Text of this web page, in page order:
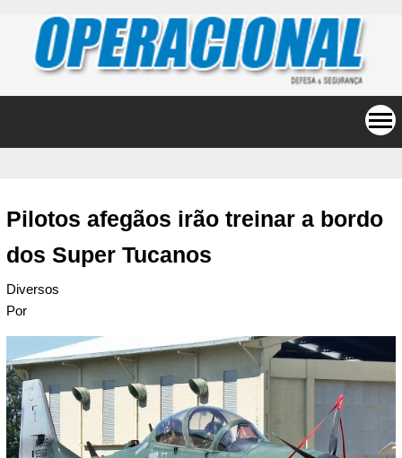
Pilotos afegãos irão treinar a bordo
dos Super Tucanos
Diversos
Por